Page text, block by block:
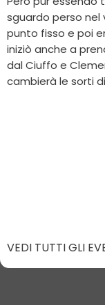
sguardo perso nel
punto fisso e poi
iniziò anche a
dal Ciuffo e
cambierà le sorti
VEDI TUTTI GLI